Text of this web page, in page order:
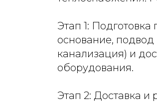
Этап 1:
основание,
канализация) и
оборудования.
Этап 2: Доставка и